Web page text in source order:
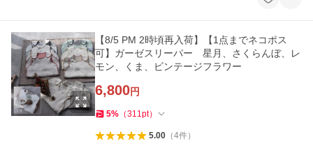
【8/5 PM 2時頃再入荷】【1点までネコポス
可】ガーゼスリーパー 星月、さくらんぼ、レ
モン、くま、ビンテージフラワー
6,800円
5% （311pt）
5.00（4件）